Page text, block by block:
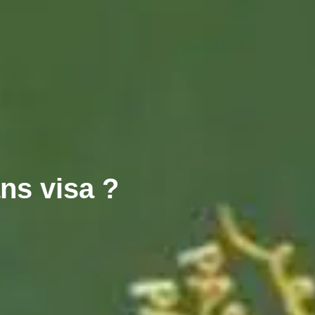
visa ?